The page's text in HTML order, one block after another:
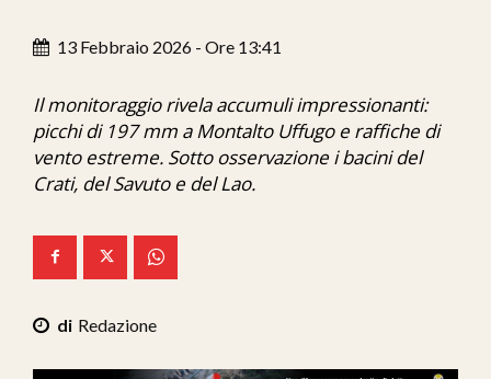
Sanità
Economia
Ita-Mondo
We Calabria
13 Febbraio 2026 - Ore 13:41
Il monitoraggio rivela accumuli impressionanti:
picchi di 197 mm a Montalto Uffugo e raffiche di
vento estreme. Sotto osservazione i bacini del
Crati, del Savuto e del Lao.
Redazione